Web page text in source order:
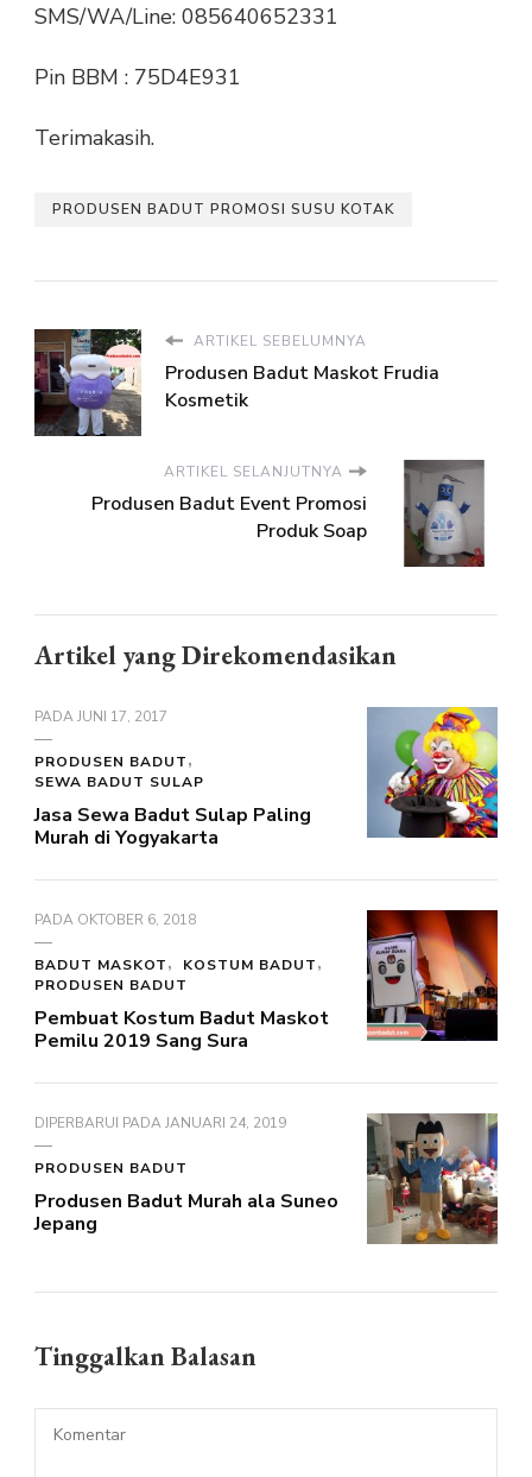
SMS/WA/Line: 085640652331
Pin BBM : 75D4E931
Terimakasih.
PRODUSEN BADUT PROMOSI SUSU KOTAK
ARTIKEL SEBELUMNYA
Produsen Badut Maskot Frudia
Kosmetik
ARTIKEL SELANJUTNYA
Produsen Badut Event Promosi
Produk Soap
Artikel yang Direkomendasikan
PADAJUNI 17, 2017
PRODUSEN BADUT
SEWA BADUT SULAP
Jasa Sewa Badut Sulap Paling
Murah di Yogyakarta
PADA OKTOBER 6, 2018
BADUT MASKOT
KOSTUM BADUT
PRODUSEN BADUT
Pembuat Kostum Badut Maskot
Pemilu 2019 Sang Sura
DIPERBARUI PADAJANUARI 24, 2019
PRODUSEN BADUT
Produsen Badut Murah ala Suneo
Jepang
Tinggalkan Balasan